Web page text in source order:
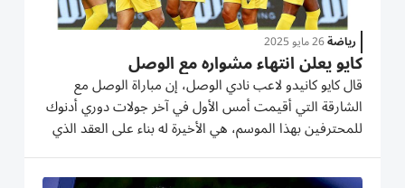
رياضة26 مايو 2025
كايو يعلن انتهاء مشواره مع الوصل
قال كايو كانيدو لاعب نادي الوصل، إن مباراة الوصل مع
الشارقة التي أقيمت أمس الأول في آخر جولات دوري أدنوك
للمحترفين بهذا الموسم، هي الأخيرة له بناء على العقد الذي
يربطه مع «الإمبراطور». وقال اللاعب الذي تم اختياره من قبل
مدرب المنتخب الإماراتي، أولاريو كوزمين، ضمن قائمة...